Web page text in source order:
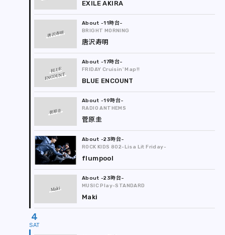
EXILE AKIRA
唐沢寿明
-11時台
BRIGHT MORNING
唐沢寿明
BLUE
ENCOUNT
-17時台
FRIDAY Cruisin' Map!!
BLUE ENCOUNT
菅原圭
-19時台
RADIO ANTHEMS
菅原圭
-23時台
ROCK KIDS 802-Lisa Lit Friday-
flumpool
Maki
-23時台
MUSIC Play-STANDARD
Maki
4